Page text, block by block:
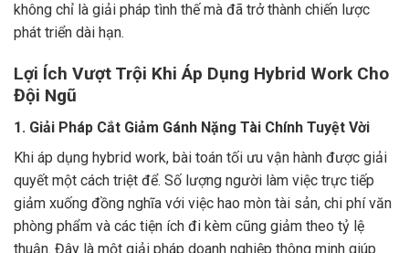
không chỉ là giải pháp tình thế mà đã trở thành chiến lược
phát triển dài hạn.
Lợi Ích Vượt Trội Khi Áp Dụng Hybrid Work Cho
Đội Ngũ
1. Giải Pháp Cắt Giảm Gánh Nặng Tài Chính Tuyệt Vời
Khi áp dụng hybrid work, bài toán tối ưu vận hành được giải
quyết một cách triệt để. Số lượng người làm việc trực tiếp
giảm xuống đồng nghĩa với việc hao mòn tài sản, chi phí văn
phòng phẩm và các tiện ích đi kèm cũng giảm theo tỷ lệ
thuận. Đây là một giải pháp doanh nghiệp thông minh giúp